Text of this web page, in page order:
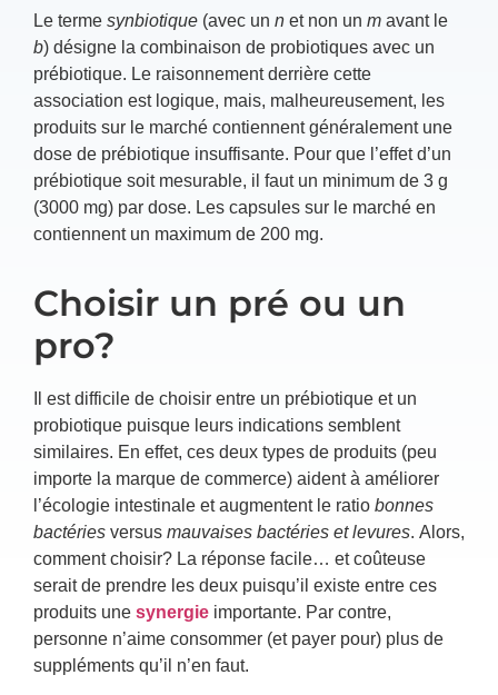
Le termesynbiotique (avec un net non un mavant le
b) désigne la combinaison de probiotiques avec un
prébiotique. Le raisonnement derrière cette
association est logique, mais, malheureusement, les
produits sur le marché contiennent généralement une
dose de prébiotique insuffisante. Pour que l’effet d’un
prébiotique soit mesurable, il faut un minimum de 3 g
(3000 mg) par dose. Les capsules sur le marché en
contiennent un maximum de 200 mg.
Choisir un pré ou un
pro?
Il est difficile de choisir entre un prébiotique et un
probiotique puisque leurs indications semblent
similaires. En effet, ces deux types de produits (peu
importe la marque de commerce) aident à améliorer
l’écologie intestinale et augmentent le ratiobonnes
bactériesversusmauvaises bactéries et levures. Alors,
comment choisir? La réponse facile… et coûteuse
serait de prendre les deux puisqu’il existe entre ces
produits unesynergie importante. Par contre,
personne n’aime consommer (et payer pour) plus de
suppléments qu’il n’en faut.